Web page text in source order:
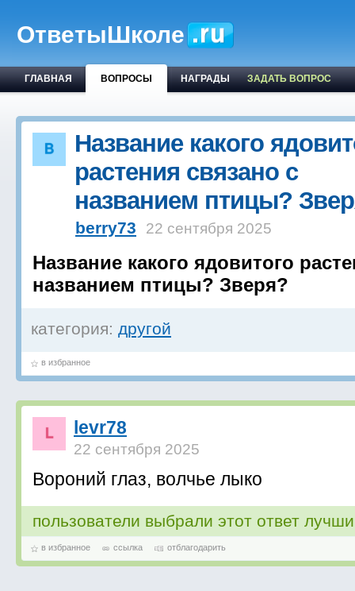
ОтветыШколе
ГЛАВНАЯ ВОПРОСЫ НАГРАДЫ ЗАДАТЬ ВОПРОС
Название какого
растения связано с
названием птицы?
berry73 22 сентября 2025
Название какого ядовитого
названием птицы? Зверя?
категория: другой
в избранное
levr78
22 сентября 2025
Вороний глаз, волчье лыко
пользователи выбрали этот ответ
в избранное ссылка отблагодарить